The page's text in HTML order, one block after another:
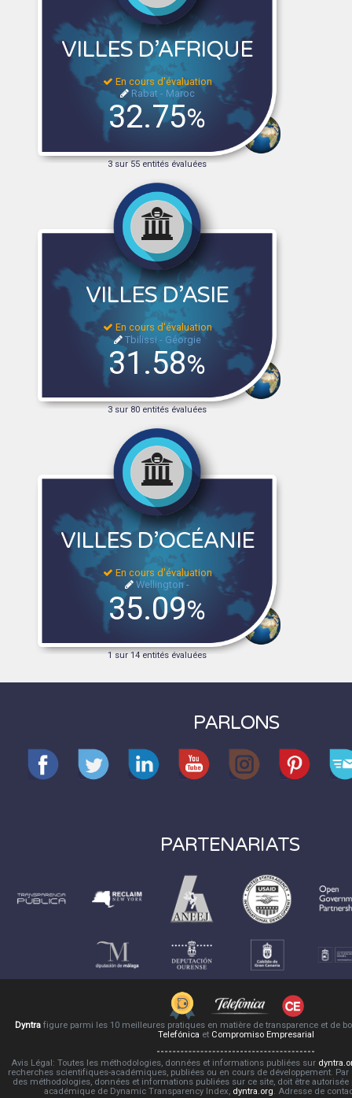
VILLES D’AFRIQUE
En cours d'évaluation
Rabat - Maroc
32.75%
3 sur 55 entités évaluées
VILLES D’ASIE
En cours d'évaluation
Tbilissi - Géorgie
31.58%
3 sur 80 entités évaluées
VILLES D’OCÉANIE
En cours d'évaluation
Wellington -
35.09%
1 sur 14 entités évaluées
PARLONS
PARTENARIATS
Dyntra figure parmi les 10 meilleures pratiques en matière de transparence et de
Telefónica et Compromiso Empresarial
Avis Légal: Toutes les méthodologies, données et informations publiées sur
recherches scientifiques-académiques, publiées ou en cours de développement.
des méthodologies, données et informations publiées sur ce site, doit être
académique de Dynamic Transparency Index, dyntra.org. Adresse de